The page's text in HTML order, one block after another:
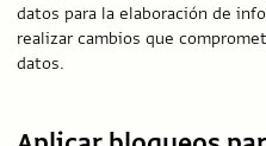
datos para la elaboración de
realizar cambios que
datos.